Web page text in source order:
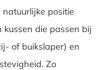
positie
kussen die passen bij
of buikslaper) en
Zo